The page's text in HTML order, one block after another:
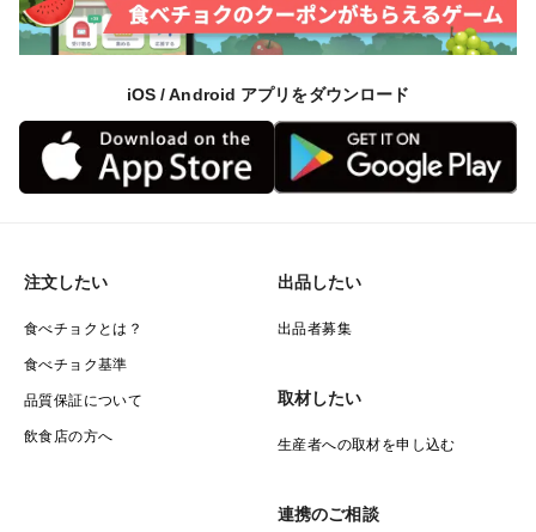
iOS / Android アプリをダウンロード
注文したい
食べチョクとは？
食べチョク基準
品質保証について
飲食店の方へ
出品したい
出品者募集
取材したい
生産者への取材を申し込む
連携のご相談